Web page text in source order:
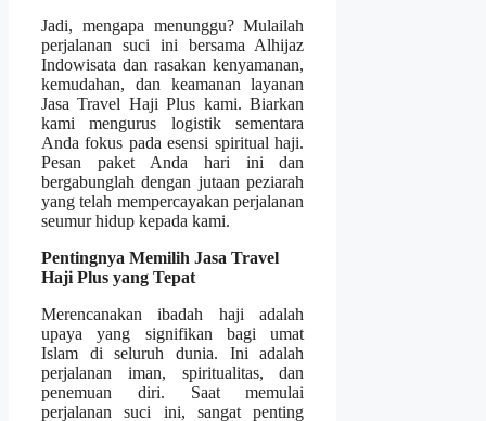
Jadi, mengapa menunggu? Mulailah
perjalanan suci ini bersama Alhijaz
Indowisata dan rasakan kenyamanan,
kemudahan, dan keamanan layanan
Jasa Travel Haji Plus kami. Biarkan
kami mengurus logistik sementara
Anda fokus pada esensi spiritual haji.
Pesan paket Anda hari ini dan
bergabunglah dengan jutaan peziarah
yang telah mempercayakan perjalanan
seumur hidup kepada kami.
Pentingnya Memilih Jasa Travel
Haji Plus yang Tepat
Merencanakan ibadah haji adalah
upaya yang signifikan bagi umat
Islam di seluruh dunia. Ini adalah
perjalanan iman, spiritualitas, dan
penemuan diri. Saat memulai
perjalanan suci ini, sangat penting